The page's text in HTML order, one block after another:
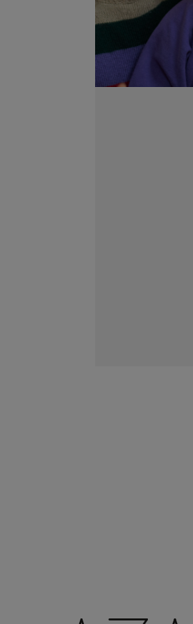
Pablo Marte ,
(Amsterdam),
CA2M
de Arte Santa
Kluge,Imperial